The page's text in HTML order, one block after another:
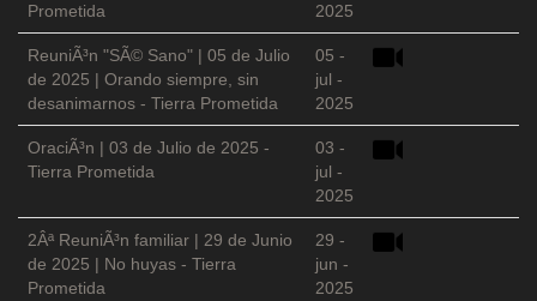
Prometida
2025
ReuniÃ³n "SÃ© Sano" | 05 de Julio
de 2025 | Orando siempre, sin
desanimarnos - Tierra Prometida
05 -
jul -
2025
OraciÃ³n | 03 de Julio de 2025 -
Tierra Prometida
03 -
jul -
2025
2Âª ReuniÃ³n familiar | 29 de Junio
de 2025 | No huyas - Tierra
Prometida
29 -
jun -
2025